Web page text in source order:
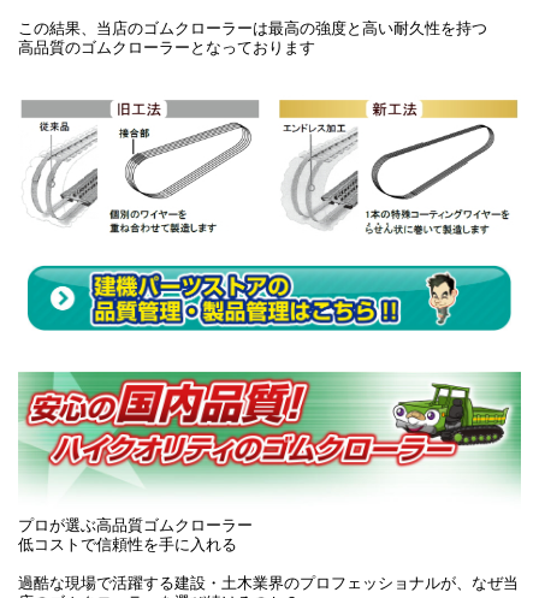
この結果、当店のゴムクローラーは最高の強度と高い耐久性を持つ
高品質のゴムクローラーとなっております
プロが選ぶ高品質ゴムクローラー
低コストで信頼性を手に入れる
過酷な現場で活躍する建設・土木業界のプロフェッショナルが、なぜ当